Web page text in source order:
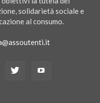
solidarietà sociale e
al consumo.